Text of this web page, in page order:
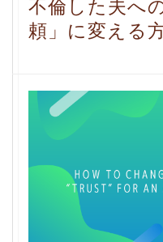
不倫した夫へ
頼」に変える